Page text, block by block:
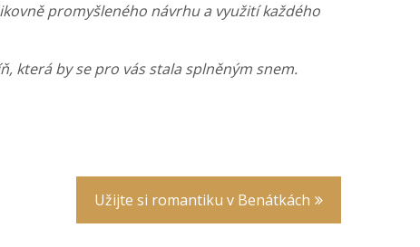
promyšleného návrhu a využití každého
která by se pro vás stala splněným snem.
Užijte si romantiku v Benátkách